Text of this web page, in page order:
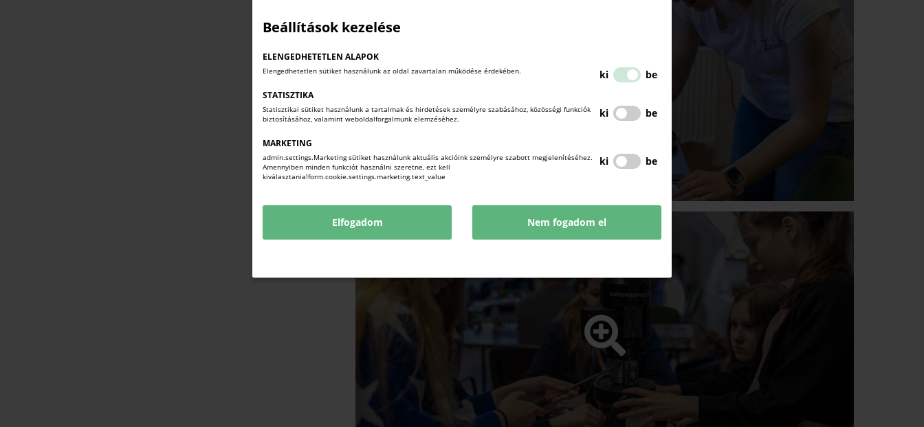
Beállítások kezelése
ELENGEDHETETLEN ALAPOK
Elengedhetetlen sütiket használunk az oldal zavartalan működése érdekében. ki be
STATISZTIKA
Statisztikai sütiket használunk a tartalmak és hirdetések személyre szabásához, közösségi funkciók
biztosításához, valamint weboldalforgalmunk elemzéséhez.
ki be
MARKETING
admin.settings.Marketing sütiket használunk aktuális akcióink személyre szabott megjelenítéséhez.
Amennyiben minden funkciót használni szeretne, ezt kell
kiválasztania!form.cookie.settings.marketing.text_value
ki be
Elfogadom Nem fogadom el